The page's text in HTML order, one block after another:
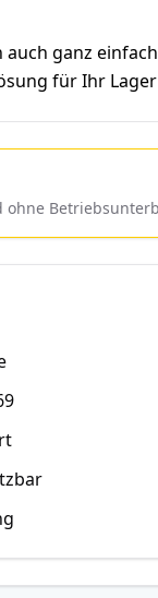
auch ganz
für Ihr